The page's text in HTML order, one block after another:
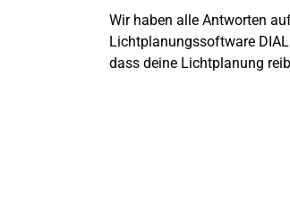
Wir haben alle Antworten
Lichtplanungssoftware
dass deine Lichtplanung